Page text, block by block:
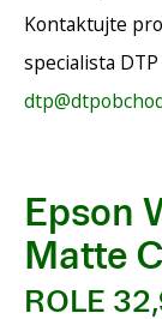
Kontaktujte
specialista DTP
Epson
Matte
ROLE